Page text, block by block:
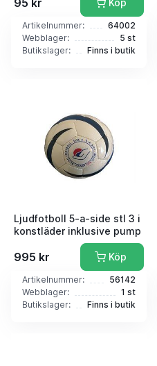
Artikelnummer:
64002
Webblager:
5 st
Butikslager:
Finns i butik
Ljudfotboll 5-a-side stl 3 i
konstläder inklusive pump
995 kr Köp
Artikelnummer:
56142
Webblager:
1 st
Butikslager:
Finns i butik